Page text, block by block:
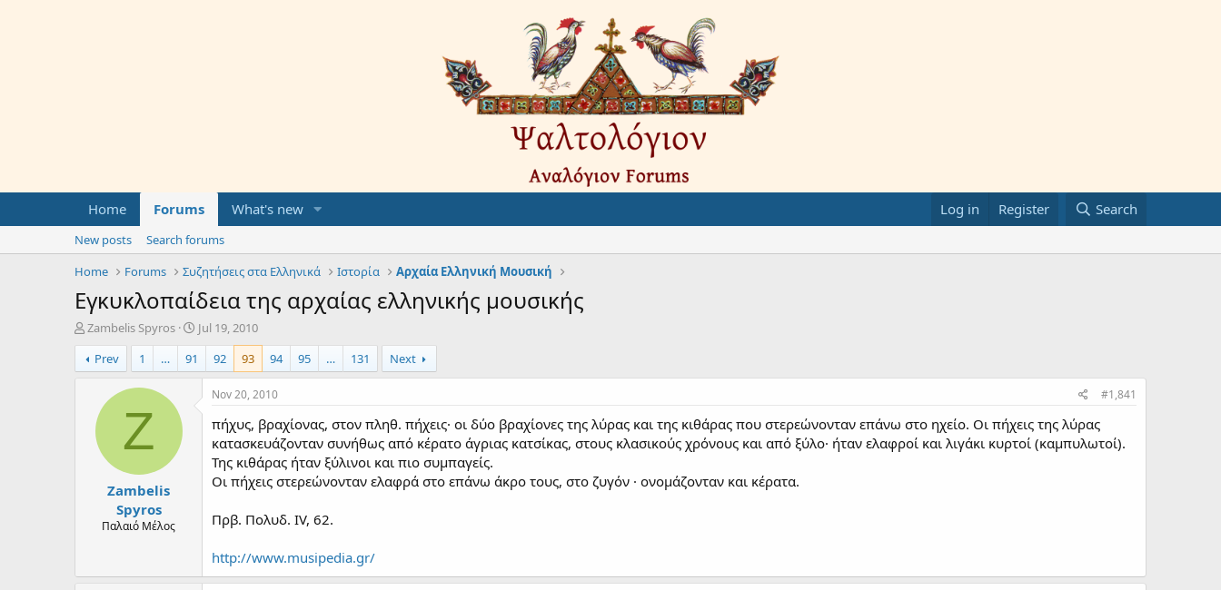
Home Forums What's new Log in Register Search
New posts
Search forums
Home
Forums Συζητήσεις στα Ελληνικά Ιστορία Αρχαία Ελληνική Μουσική
Εγκυκλοπαίδεια της αρχαίας ελληνικής μουσικής
T
h
r
e
Zambelis Spyros
S
t
r
Jul 19, 2010
Prev
1 … 91 92 93 94 95 … 131 Next
Z
Zambelis
Spyros
Παλαιό Μέλος
Nov 20, 2010 #1,841
πήχυς, βραχίονας, στον πληθ. πήχεις· οι δύο βραχίονες της λύρας και της κιθάρας που στερεώνονταν επάνω στο ηχείο. Οι πήχεις της λύρας
κατασκευάζονταν συνήθως από κέρατο άγριας κατσίκας, στους κλασικούς χρόνους και από ξύλο· ήταν ελαφροί και λιγάκι κυρτοί (καμπυλωτοί).
Της κιθάρας ήταν ξύλινοι και πιο συμπαγείς.
Οι πήχεις στερεώνονταν ελαφρά στο επάνω άκρο τους, στο ζυγόν · ονομάζονταν και κέρατα.
Πρβ. Πολυδ. IV, 62.
http://www.musipedia.gr/